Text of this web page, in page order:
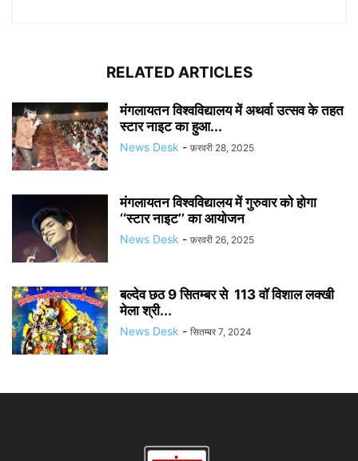
RELATED ARTICLES
मंगलायतन विश्वविद्यालय में अथर्वा उत्सव के तहत
स्टार नाइट का हुआ...
News Desk - फ़रवरी 28, 2025
मंगलायतन विश्वविद्यालय में गुरुवार को होगा
‘‘स्टार नाइट’’ का आयोजन
News Desk - फ़रवरी 26, 2025
बल्देव छठ 9 सितम्बर से 113 वॉ विशाल लक्खी
मेला श्री...
News Desk - सितम्बर 7, 2024